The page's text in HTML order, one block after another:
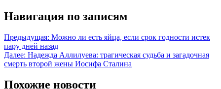
Навигация по записям
Предыдущая: Можно ли есть яйца, если срок годности истек
пару дней назад
Далее: Надежда Аллилуева: трагическая судьба и загадочная
смерть второй жены Иосифа Сталина
Похожие новости